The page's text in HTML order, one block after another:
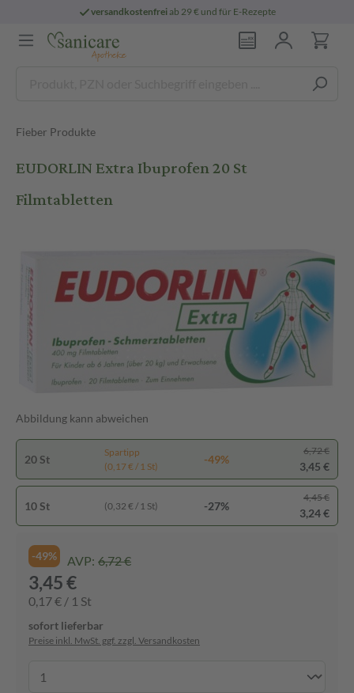
versandkostenfreiab 29 € und für E-Rezepte
Fieber Produkte
EUDORLIN Extra Ibuprofen 20 St
Filmtabletten
Abbildung kann abweichen
20 St
Spartipp
(0,17 € / 1 St)
-49%
6,72 €
3,45 €
10 St (0,32 € / 1 St) -27%
4,45 €
3,24 €
-49% AVP: 6,72 €
3,45 €
0,17 € / 1 St
sofort lieferbar
Preise inkl. MwSt. ggf. zzgl. Versandkosten